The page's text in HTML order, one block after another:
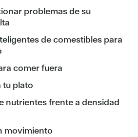
problemas de su
de comestibles para
comer fuera
tu plato
nutrientes frente a densidad
movimiento